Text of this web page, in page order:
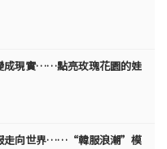
成現實……點亮玫瑰花園的娃
走向世界……“韓服浪潮”模